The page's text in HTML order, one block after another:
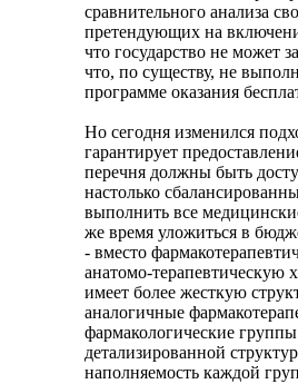
сравнительного анализа
претендующих на
что государство не может
что, по существу, не
программе оказания
Но сегодня изменился
гарантирует
перечня должны быть
настолько
выполнить все
же время уложиться в
- вместо
анатомо-
имеет более жесткую
аналогичные
фармакологические
детализированной
наполняемость каждой